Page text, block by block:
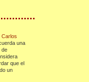
Carlos
una
de
que el
un